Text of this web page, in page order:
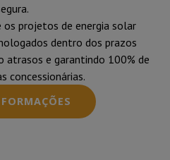
os projetos de energia solar
dentro dos prazos
atrasos e garantindo 100% de
concessionárias.